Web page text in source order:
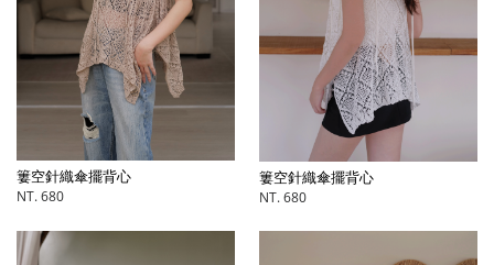
簍空針織傘擺背心
NT. 680
簍空針織傘擺背心
NT. 680